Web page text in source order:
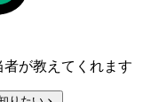
が教えてくれます